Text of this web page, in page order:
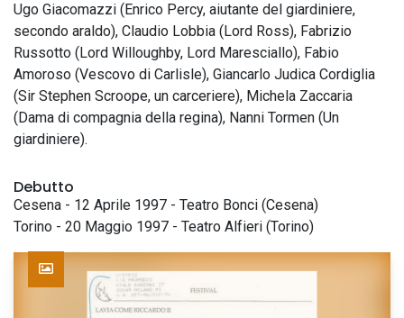
Ugo Giacomazzi (Enrico Percy, aiutante del giardiniere,
secondo araldo), Claudio Lobbia (Lord Ross), Fabrizio
Russotto (Lord Willoughby, Lord Maresciallo), Fabio
Amoroso (Vescovo di Carlisle), Giancarlo Judica Cordiglia
(Sir Stephen Scroope, un carceriere), Michela Zaccaria
(Dama di compagnia della regina), Nanni Tormen (Un
giardiniere).
Debutto
Cesena - 12 Aprile 1997 - Teatro Bonci (Cesena)
Torino - 20 Maggio 1997 - Teatro Alfieri (Torino)